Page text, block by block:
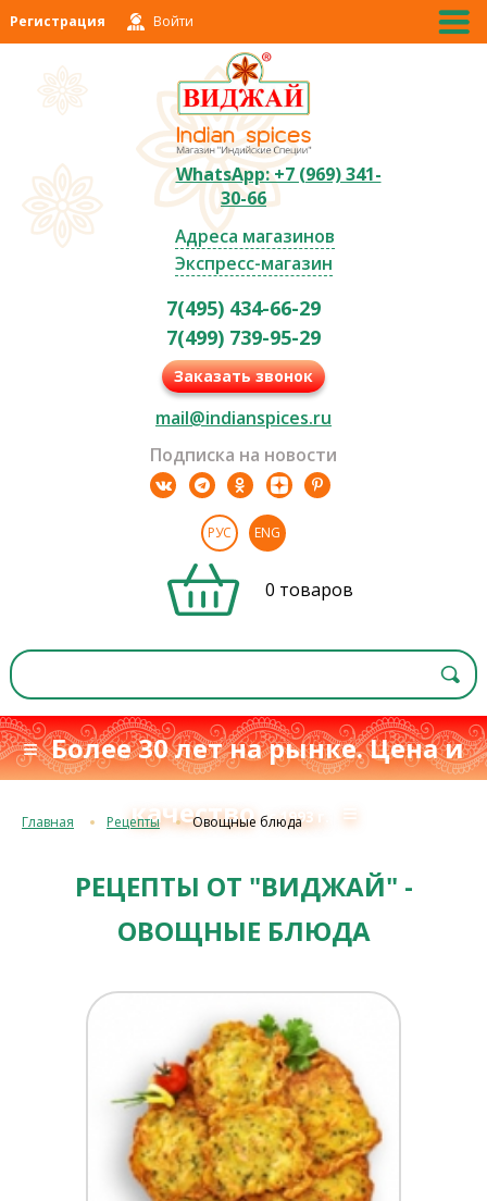
Регистрация Войти
WhatsApp: +7 (969) 341-
30-66
Адреса магазинов
Экспресс-магазин
7(495) 434-66-29
7(499) 739-95-29
Заказать звонок
mail@indianspices.ru
Подписка на новости
РУС ENG
0 товаров
≡ Более 30 лет на рынке. Цена и
качествос 1993 г. ≡
Главная Рецепты Овощные блюда
РЕЦЕПТЫ ОТ "ВИДЖАЙ" -
ОВОЩНЫЕ БЛЮДА